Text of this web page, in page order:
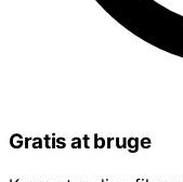
Gratis at bruge